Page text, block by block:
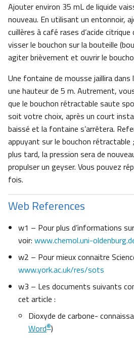
Ajouter environ 35 mL de liquide
nouveau. En utilisant un entonnoir,
cuillères à café rases d’acide
visser le bouchon sur la bouteille
agiter brièvement et ouvrir le
Une fontaine de mousse jaillira dans
une hauteur de 5 m. Autrement,
que le bouchon rétractable saute
soit votre choix, après un court
baissé et la fontaine s’arrêtera.
appuyant sur le bouchon rétractable
plus tard, la pression sera de
propulser un geyser. Vous pouvez
fois.
Web References
w1 – Pour plus d’informations
voir: www.chemol.uni-
w2 – Pour mieux connaitre
www.york.ac.uk/res/sots
w3 – Les documents suivants
cet article :
Dioxyde de carbone-
Word®)